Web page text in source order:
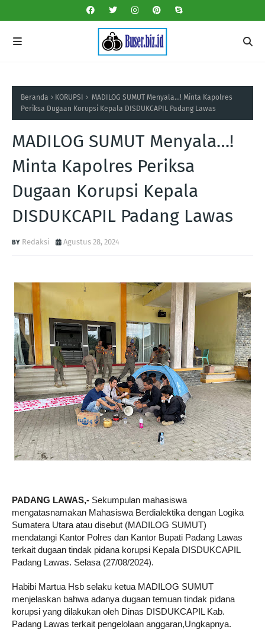
Beranda KORUPSI
MADILOG SUMUT Menyala…! Minta Kapolres
Periksa Dugaan Korupsi Kepala DISDUKCAPIL Padang Lawas
MADILOG SUMUT Menyala…!
Minta Kapolres Periksa
Dugaan Korupsi Kepala
DISDUKCAPIL Padang Lawas
Redaksi Agustus 28, 2024
PADANG LAWAS,- Sekumpulan mahasiswa
mengatasnamakan Mahasiswa Berdialektika dengan Logika
Sumatera Utara atau disebut (MADILOG SUMUT)
mendatangi Kantor Polres dan Kantor Bupati Padang Lawas
terkait dugaan tindak pidana korupsi Kepala DISDUKCAPIL
Padang Lawas. Selasa (27/08/2024).
Habibi Martua Hsb selaku ketua MADILOG SUMUT
menjelaskan bahwa adanya dugaan temuan tindak pidana
korupsi yang dilakukan oleh Dinas DISDUKCAPIL Kab.
Padang Lawas terkait pengelolaan anggaran,Ungkapnya.